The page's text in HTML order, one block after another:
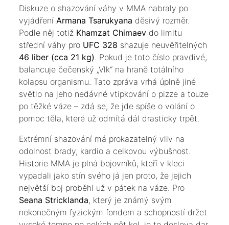
Diskuze o shazování váhy v MMA nabraly po
vyjádřeníArmana Tsarukyana děsivý rozměr.
Podle něj totiž Khamzat Chimaev do limitu
střední váhy pro UFC 328 shazuje neuvěřitelných
46 liber (cca 21 kg). Pokud je toto číslo pravdivé,
balancuje čečenský „Vlk“ na hraně totálního
kolapsu organismu. Tato zpráva vrhá úplně jiné
světlo na jeho nedávné vtipkování o pizze a touze
po těžké váze – zdá se, že jde spíše o volání o
pomoc těla, které už odmítá dál drasticky trpět.
​Extrémní shazování má prokazatelný vliv na
odolnost brady, kardio a celkovou výbušnost.
Historie MMA je plná bojovníků, kteří v kleci
vypadali jako stín svého já jen proto, že jejich
největší boj proběhl už v pátek na váze. Pro
Seana Stricklanda, který je známý svým
nekonečným fyzickým fondem a schopností držet